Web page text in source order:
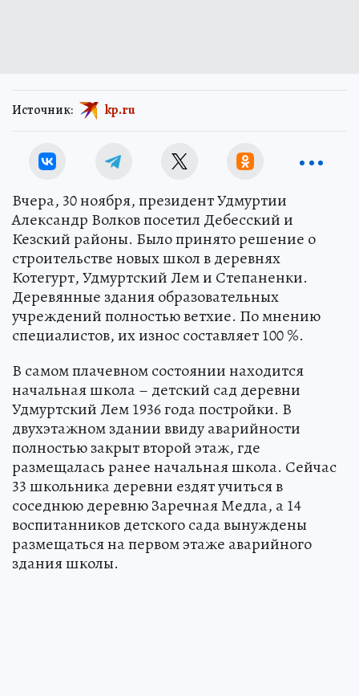
Источник: kp.ru
Вчера, 30 ноября, президент Удмуртии
Александр Волков посетил Дебесский и
Кезский районы. Было принято решение о
строительстве новых школ в деревнях
Котегурт, Удмуртский Лем и Степаненки.
Деревянные здания образовательных
учреждений полностью ветхие. По мнению
специалистов, их износ составляет 100 %.
В самом плачевном состоянии находится
начальная школа – детский сад деревни
Удмуртский Лем 1936 года постройки. В
двухэтажном здании ввиду аварийности
полностью закрыт второй этаж, где
размещалась ранее начальная школа. Сейчас
33 школьника деревни ездят учиться в
соседнюю деревню Заречная Медла, а 14
воспитанников детского сада вынуждены
размещаться на первом этаже аварийного
здания школы.